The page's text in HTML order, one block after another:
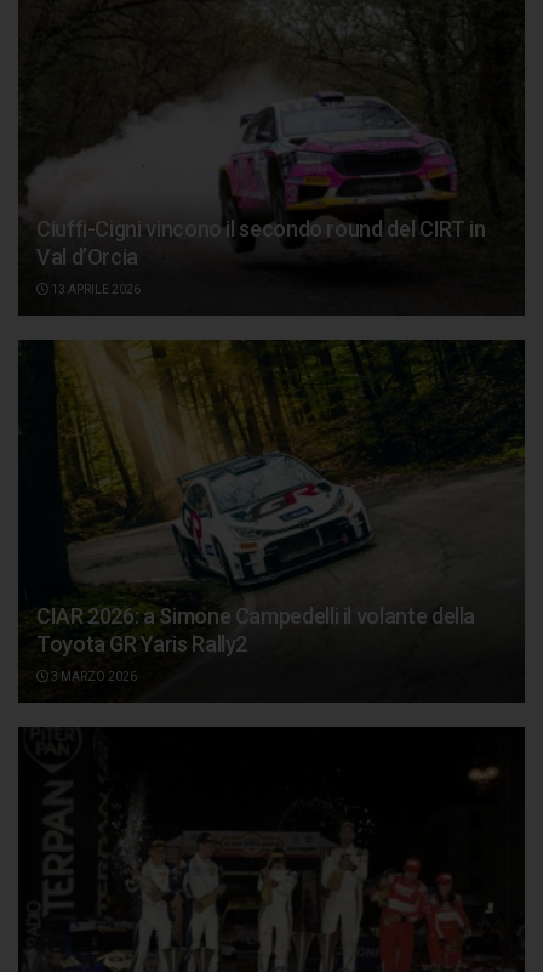
Ciuffi-Cigni vincono il secondo round del CIRT in
Val d’Orcia
13 APRILE 2026
CIAR 2026: a Simone Campedelli il volante della
Toyota GR Yaris Rally2
3 MARZO 2026